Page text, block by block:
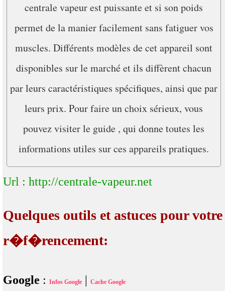
centrale vapeur est puissante et si son poids
permet de la manier facilement sans fatiguer vos
muscles. Différents modèles de cet appareil sont
disponibles sur le marché et ils diffèrent chacun
par leurs caractéristiques spécifiques, ainsi que par
leurs prix. Pour faire un choix sérieux, vous
pouvez visiter le guide , qui donne toutes les
informations utiles sur ces appareils pratiques.
Url : http://centrale-vapeur.net
Quelques outils et astuces pour votre
r�f�rencement:
Google : Infos Google Cache Google